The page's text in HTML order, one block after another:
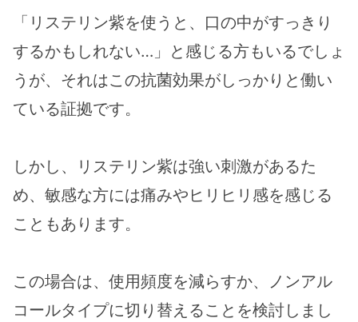
「リステリン紫を使うと、口の中がすっきり
するかもしれない…」と感じる方もいるでしょ
うが、それはこの抗菌効果がしっかりと働い
ている証拠です。
しかし、リステリン紫は強い刺激があるた
め、敏感な方には痛みやヒリヒリ感を感じる
こともあります。
この場合は、使用頻度を減らすか、ノンアル
コールタイプに切り替えることを検討しまし